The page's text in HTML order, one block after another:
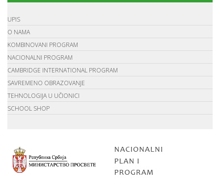
UPIS
O NAMA
KOMBINOVANI PROGRAM
NACIONALNI PROGRAM
CAMBRIDGE INTERNATIONAL PROGRAM
SAVREMENO OBRAZOVANJE
TEHNOLOGIJA U UČIONICI
SCHOOL SHOP